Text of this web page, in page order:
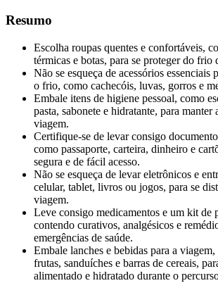
Resumo
Escolha roupas quentes e confortáveis,
térmicas e botas, para se proteger do frio
Não se esqueça de acessórios essenciais
o frio, como cachecóis, luvas, gorros e
Embale itens de higiene pessoal, como
pasta, sabonete e hidratante, para manter
viagem.
Certifique-se de levar consigo
como passaporte, carteira, dinheiro e
segura e de fácil acesso.
Não se esqueça de levar eletrônicos e
celular, tablet, livros ou jogos, para se
viagem.
Leve consigo medicamentos e um kit de
contendo curativos, analgésicos e
emergências de saúde.
Embale lanches e bebidas para a
frutas, sanduíches e barras de cereais,
alimentado e hidratado durante o